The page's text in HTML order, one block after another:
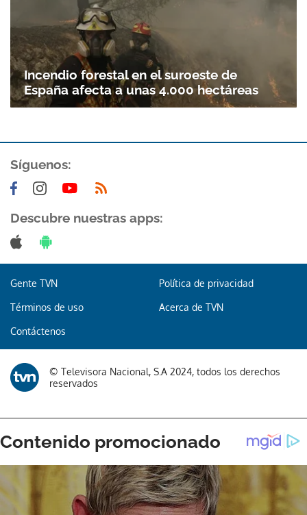
Gracias por suscribirte a nuestro boletín.
Incendio forestal en el suroeste de
España afecta a unas 4.000 hectáreas
Síguenos:
Descubre nuestras apps:
Gente TVN Política de privacidad
Términos de uso Acerca de TVN
Contáctenos
© Televisora Nacional, S.A 2024, todos los derechos
reservados